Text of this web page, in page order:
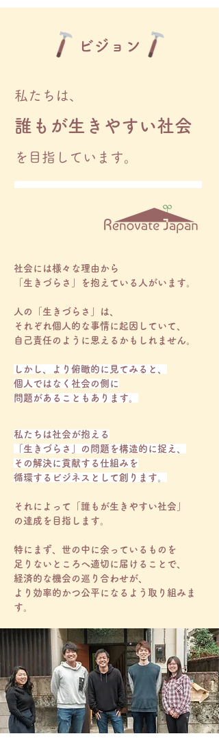
​ビジョン
私たちは、
誰もが生きやすい社会
を目指しています。
社会には様々な理由から
「生きづらさ」を抱えている人がいます。
人の「生きづらさ」は、
それぞれ個人的な事情に起因していて、
自己責任のように思えるかもしれません。
しかし、より俯瞰的に見てみると、
個人ではなく社会の側に
問題があることもあります。
私たちは社会が抱える
「生きづらさ」の問題を構造的に捉え、
その解決に貢献する仕組みを
循環するビジネスとして創ります。
それによって「誰もが生きやすい社会」
の達成を目指します。
特にまず、世の中に余っているものを
足りないところへ適切に届けることで、
経済的な機会の巡り合わせが、
より効率的かつ公平になるよう取り組みま
す。